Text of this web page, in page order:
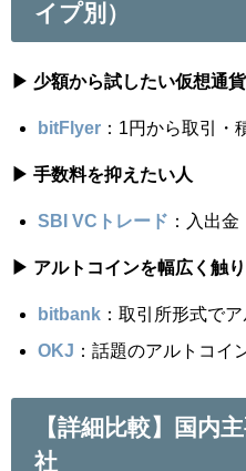
イプ別）
▶ 少額から試したい仮想通
bitFlyer ：1円から取引・
▶ 手数料を抑えたい人
SBI VCトレード ：入出
▶ アルトコインを幅広く触
bitbank ：取引所形式で
OKJ ：話題のアルトコイ
【詳細比較】国内
社